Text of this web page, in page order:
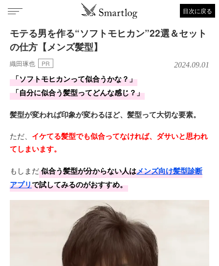
目次に戻る
モテる男を作る“ソフトモヒカン”22選＆セット
の仕方【メンズ髪型】
織田琢也 PR 2024.09.01
「ソフトモヒカンって似合うかな？」
「自分に似合う髪型ってどんな感じ？」
髪型が変われば印象が変わるほど、髪型って大切な要素。
ただ、 イケてる髪型でも似合ってなければ、ダサいと思われ
てしまいます。
もしまだ似合う髪型が分からない人はメンズ向け髪型診断
アプリで試してみるのがおすすめ。